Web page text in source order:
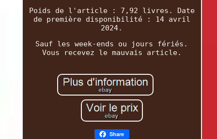
Poids de l'article : 7,92 livres. Date
de première disponibilité : 14 avril
2024.
Sauf les week-ends ou jours fériés.
Vous recevez le mauvais article.
Share